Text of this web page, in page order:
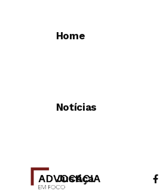
Home
Notícias
Justiça